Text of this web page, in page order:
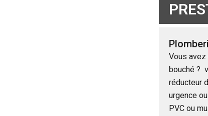
Vous avez
bouché ?
réducteur
urgence
PVC ou